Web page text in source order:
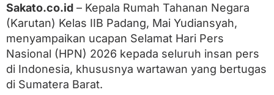
a
n
g
T
e
g
s
Sakato.co.id – Kepala Rumah Tahanan Negara
(Karutan) Kelas IIB Padang, Mai Yudiansyah,
menyampaikan ucapan Selamat Hari Pers
Nasional (HPN) 2026 kepada seluruh insan pers
di Indonesia, khususnya wartawan yang bertugas
di Sumatera Barat.